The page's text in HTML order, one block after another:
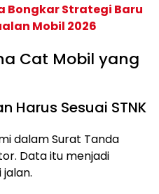
Bongkar Strategi Baru
Mobil 2026
Cat Mobil yang
Harus Sesuai STNK
dalam Surat Tanda
Data itu menjadi